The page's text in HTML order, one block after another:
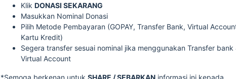
KlikDONASI SEKARANG
Masukkan Nominal Donasi
Pilih Metode Pembayaran (GOPAY, Transfer Bank, Virtual
Kartu Kredit)
Segera transfer sesuai nominal jika menggunakan Transfer bank
Virtual Account
*Semoga berkenan untukSHARE / SEBARKAN informasi ini kepada